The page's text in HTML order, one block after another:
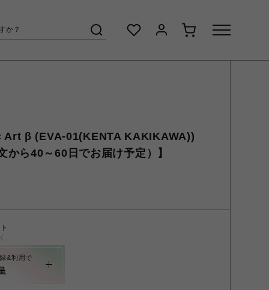
β (EVA-01(KENTA KAKIKAWA))
から40～60日でお届け予定）】
&利用で